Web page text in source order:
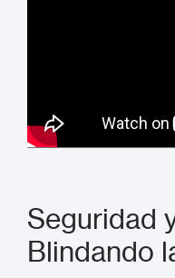
Seguridad
Blindando